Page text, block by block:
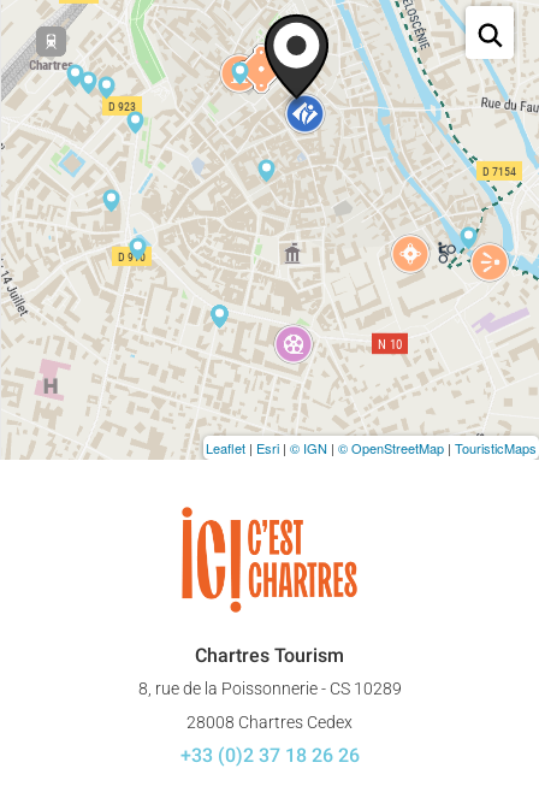
Leaflet | Esri | © IGN | © OpenStreetMap | TouristicMaps
Chartres Tourism
8, rue de la Poissonnerie - CS 10289
28008 Chartres Cedex
+33 (0)2 37 18 26 26